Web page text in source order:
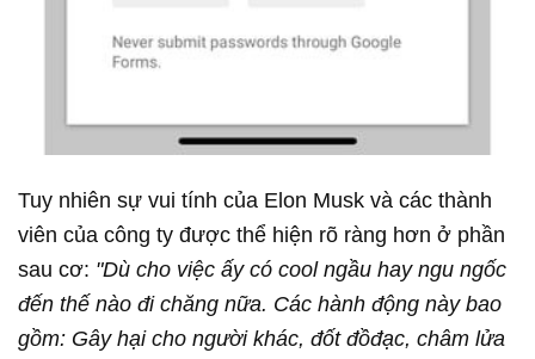
Tuy nhiên sự vui tính của Elon Musk và các thành
viên của công ty được thể hiện rõ ràng hơn ở phần
sau cơ: "Dù cho việc ấy có cool ngầu hay ngu ngốc
đến thế nào đi chăng nữa. Các hành động này bao
gồm: Gây hại cho người khác, đốt đồđạc, châm lửa